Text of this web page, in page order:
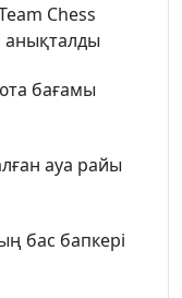
Chess
анықталды
бағамы
ауа райы
бас бапкері